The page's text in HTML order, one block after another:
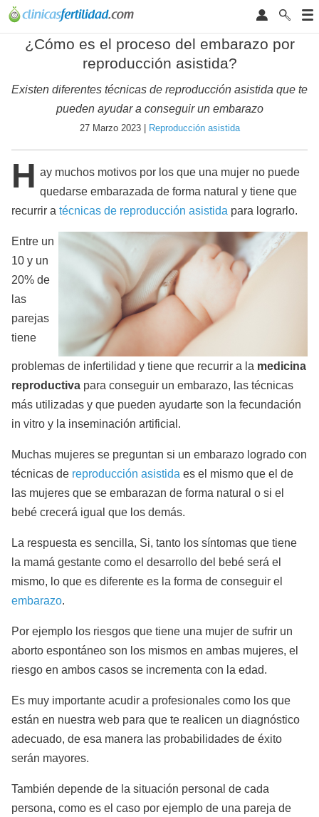
¿Cómo es el proceso del embarazo por
reproducción asistida?
Existen diferentes técnicas de reproducción asistida que te
pueden ayudar a conseguir un embarazo
27 Marzo 2023 | Reproducción asistida
H ay muchos motivos por los que una mujer no puede
quedarse embarazada de forma natural y tiene que
recurrir a técnicas de reproducción asistida para lograrlo.
Entre un
10 y un
20% de
las
parejas
tiene
problemas de infertilidad y tiene que recurrir a la medicina
reproductiva para conseguir un embarazo, las técnicas
más utilizadas y que pueden ayudarte son la fecundación
in vitro y la inseminación artificial.
Muchas mujeres se preguntan si un embarazo logrado con
técnicas de reproducción asistida es el mismo que el de
las mujeres que se embarazan de forma natural o si el
bebé crecerá igual que los demás.
La respuesta es sencilla, Si, tanto los síntomas que tiene
la mamá gestante como el desarrollo del bebé será el
mismo, lo que es diferente es la forma de conseguir el
embarazo.
Por ejemplo los riesgos que tiene una mujer de sufrir un
aborto espontáneo son los mismos en ambas mujeres, el
riesgo en ambos casos se incrementa con la edad.
Es muy importante acudir a profesionales como los que
están en nuestra web para que te realicen un diagnóstico
adecuado, de esa manera las probabilidades de éxito
serán mayores.
También depende de la situación personal de cada
persona, como es el caso por ejemplo de una pareja de